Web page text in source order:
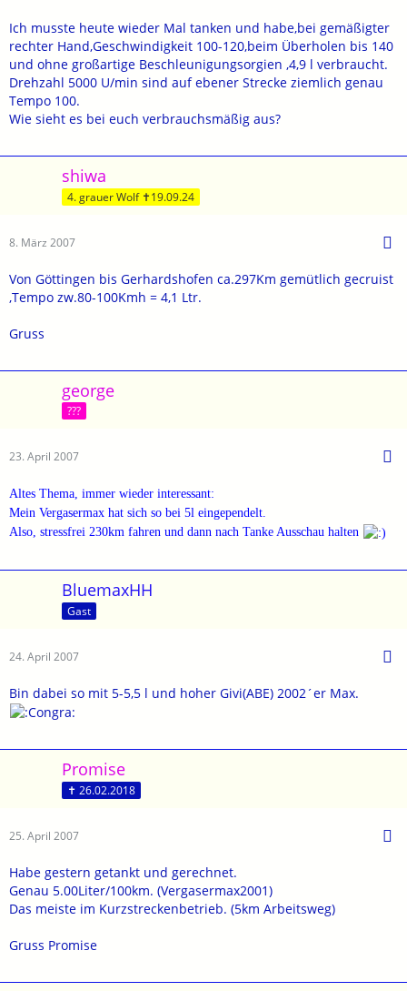
Ich musste heute wieder Mal tanken und habe,bei gemäßigter
rechter Hand,Geschwindigkeit 100-120,beim Überholen bis 140
und ohne großartige Beschleunigungsorgien ,4,9 l verbraucht.
Drehzahl 5000 U/min sind auf ebener Strecke ziemlich genau
Tempo 100.
Wie sieht es bei euch verbrauchsmäßig aus?
shiwa
4. grauer Wolf ✝19.09.24
8. März 2007
Von Göttingen bis Gerhardshofen ca.297Km gemütlich gecruist
,Tempo zw.80-100Kmh = 4,1 Ltr.
Gruss
george
???
23. April 2007
Altes Thema, immer wieder interessant:
Mein Vergasermax hat sich so bei 5l eingependelt.
Also, stressfrei 230km fahren und dann nach Tanke Ausschau halten
BluemaxHH
Gast
24. April 2007
Bin dabei so mit 5-5,5 l und hoher Givi(ABE) 2002´er Max.
Promise
✝ 26.02.2018
25. April 2007
Habe gestern getankt und gerechnet.
Genau 5.00Liter/100km. (Vergasermax2001)
Das meiste im Kurzstreckenbetrieb. (5km Arbeitsweg)
Gruss Promise